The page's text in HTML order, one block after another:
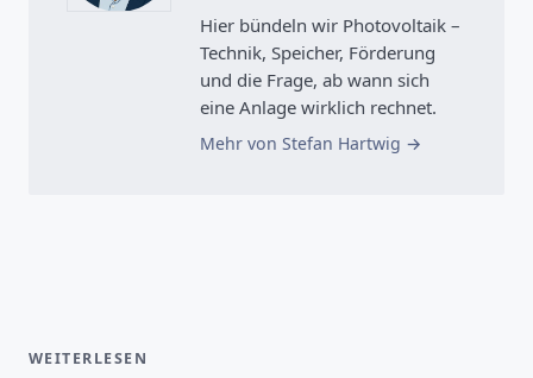
Hier bündeln wir Photovoltaik –
Technik, Speicher, Förderung
und die Frage, ab wann sich
eine Anlage wirklich rechnet.
Mehr von Stefan Hartwig
WEITERLESEN